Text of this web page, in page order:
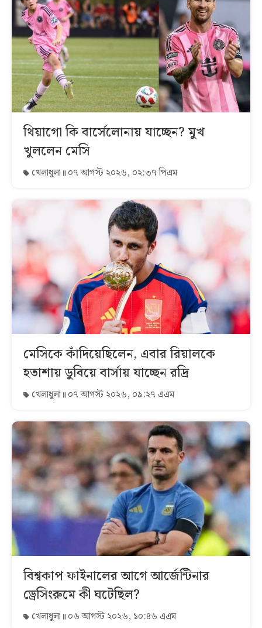
থিয়াগো কি বার্সেলোনায় যাচ্ছেন? মুখ
খুললেন মেসি
খেলাধুলা ০৭ আগস্ট ২০২৬, ০২:৩৭ পিএম
মেসিকে কাঁদিয়েছিলেন, এবার রিয়ালকে
হতাশায় ডুবিয়ে বার্সায় যাচ্ছেন রদ্রি
খেলাধুলা ০৭ আগস্ট ২০২৬, ০৯:২৭ এএম
বিশ্বকাপ ফাইনালের আগে আর্জেন্টিনার
ড্রেসিংরুমে কী ঘটেছিল?
খেলাধুলা ০৬ আগস্ট ২০২৬, ১০:৪৬ এএম